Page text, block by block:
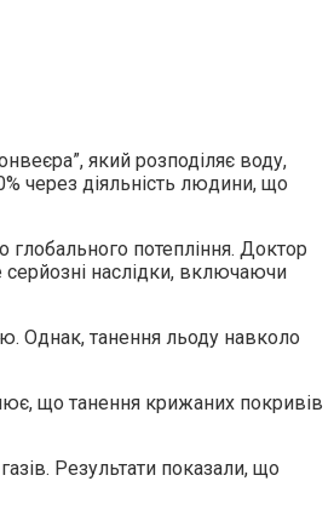
який розподіляє воду,
через діяльність людини, що
потепління. Доктор
серйозні наслідки, включаючи
Однак, танення льоду навколо
що танення крижаних покривів
Результати показали, що